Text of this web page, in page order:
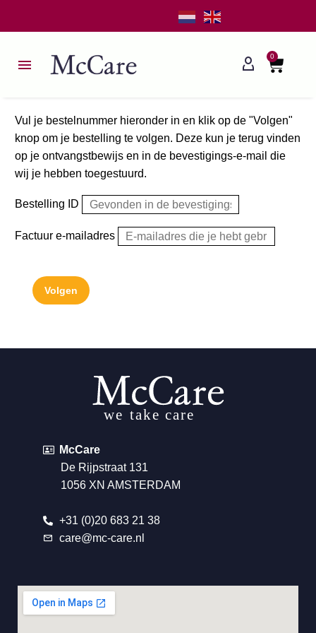
0
Vul je bestelnummer hieronder in en klik op de "Volgen"
knop om je bestelling te volgen. Deze kun je terug vinden
op je ontvangstbewijs en in de bevestigings-e-mail die
wij je hebben toegestuurd.
Bestelling ID
Factuur e-mailadres
Volgen
McCare
De Rijpstraat 131
1056 XN AMSTERDAM
+31 (0)20 683 21 38
care@mc-care.nl